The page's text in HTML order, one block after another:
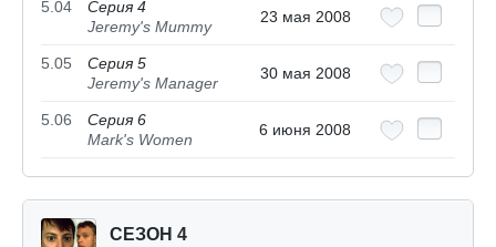
5.04
Серия 4
Jeremy's Mummy
23 мая 2008
5.05
Серия 5
Jeremy's Manager
30 мая 2008
5.06
Серия 6
Mark's Women
6 июня 2008
СЕЗОН 4